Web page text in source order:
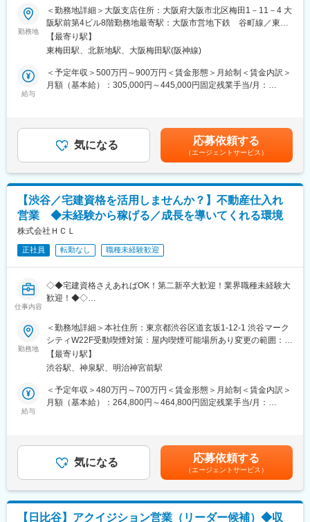
の販売活動
・販売物件に関する社内外の関係者との調整、書類作成、物件販
売の一連の諸手続
・チームワーク重視:個人の成果だけでなく、有益な情報や知見を
部門へ発信・他人の成果を称賛することを良しとし、全体の営業
■魅力
◎当社が販売する物件は、オフィス・レジデンス・ホテル等の10
億～50億円規模の一棟バリューアップ物件が中心です。平均30～
40億円規模の大型案件を年間約20棟取り扱っており、投資家・仲
介会社・金融機関から高い信頼を得ています。
マネージャークラスとして、投資家との折衝や販売戦略の立案な
ど、案件の中核を担いながら成果を生み出していただきます。高
額案件ならではの交渉のダイナミズムや達成感を味わえる環境で
す。
変更の範囲：会社の定める業務
■カジュアル面談：
面接にお越しいただく前にカジュアル面談を実施させていただく
ことが可能です。カジュアル面談では、会社説明やお仕事につい
てのご説明をさせていただきます。
また、ご質問や気になる事項があれば気軽にお話いただける場と
なっております。もしご興味がございましたら、ぜひお気軽にご
応募ください。
■業務概要：
オフィスビル、賃貸マンション、ホテル、開発用地など、幅広い
取り扱う物件は、1棟5億～50億円規模が中心となります。
これまでのご経験を活かしながら、大阪・関西エリアを中心に、
優良な収益不動産の発掘・仕入れ・価値向上・販売までをトータ
ルに担っていただきます。
■業務内容
◎物件情報収集
・不動産仲介会社、信託銀行、機関投資家などと継続的にコンタ
クトを取り、信頼関係を築きながら優良な物件情報を入手
・大阪を中心に関西エリアがメインです（※将来的に拡大の可能性
◎調査・判断
・入手した物件情報について、立地・利回り・市場動向などの条
件を調査
・物件のエリアにおける利回りや相場、条件面を調査し、仕入れ
・取得の可否を判断
◎仕入
・既存の不動産仲介会社や銀行・機関投資家と密にコンタクトを
取り、信頼関係を築きながら、当社が保有するバリューアップ物
件の販売活動
・販売物件に関する社内外の関係者との調整、書類作成、物件販
売の一連の諸手続
勤務地
＜勤務地詳細＞大阪支店住所：大阪府大阪市北区梅田1－11－4 大
阪駅前第4ビル8階勤務地最寄駅：大阪市営地下鉄 谷町線／東梅
田駅受動喫煙対策：屋内全面禁煙変更の範囲：会社の定める事業
所（リモートワーク含む）
【最寄り駅】
東梅田駅、北新地駅、大阪梅田駅(阪神線)
給与
＜予定年収＞500万円～900万円＜賃金形態＞月給制＜賃金内訳＞
月額（基本給）：305,000円～445,000円固定残業手当/月：
ル、経験に応じて決定します・変動インセンティブ（賞与）：年2
回（2月・8月）・昇給：年1回（4月）賃金はあくまでも目安の金
額であり、選考を通じて上下する可能性があります。月給(月額)は
固定手当を含めた表記です。
気になる 応募依頼する
（エージェントサービス）
【渋谷／宅建資格を活用しませんか？】不動産仕入れ
営業 ◆未経験から稼げる／成長を導いてくれる環境
株式会社ＨＣＬ
正社員 転勤なし 職種未経験歓迎
仕事内容
◇◆宅建資格さえあればOK！第二新卒大歓迎！業界職種未経験大
歓迎！◆◇
● 定量＋定性の「見える評価」で、納得感あるキャリアアップ
● 1人ひとりの性格に合わせた目標設定＆フォローで、未経験から
でも早期成長
● 年間休日120日以上・残業月20時間以内で、無理なく働ける環
境
■業務概要
■業務詳細
└物件内容のヒアリング、社内への共有
勤務地
＜勤務地詳細＞本社住所：東京都渋谷区道玄坂1-12-1 渋谷マーク
シティW22F受動喫煙対策：屋内喫煙可能場所あり変更の範囲：会
社の定める事業所
【最寄り駅】
渋谷駅、神泉駅、明治神宮前駅
給与
＜予定年収＞480万円～700万円＜賃金形態＞月給制＜賃金内訳＞
月額（基本給）：264,800円～464,800円固定残業手当/月：
り賃金はあくまでも目安の金額であり、選考を通じて上下する可
能性があります。月給(月額)は固定手当を含めた表記です。
気になる 応募依頼する
（エージェントサービス）
【日比谷】アクイジション営業（リーダー候補）◆収